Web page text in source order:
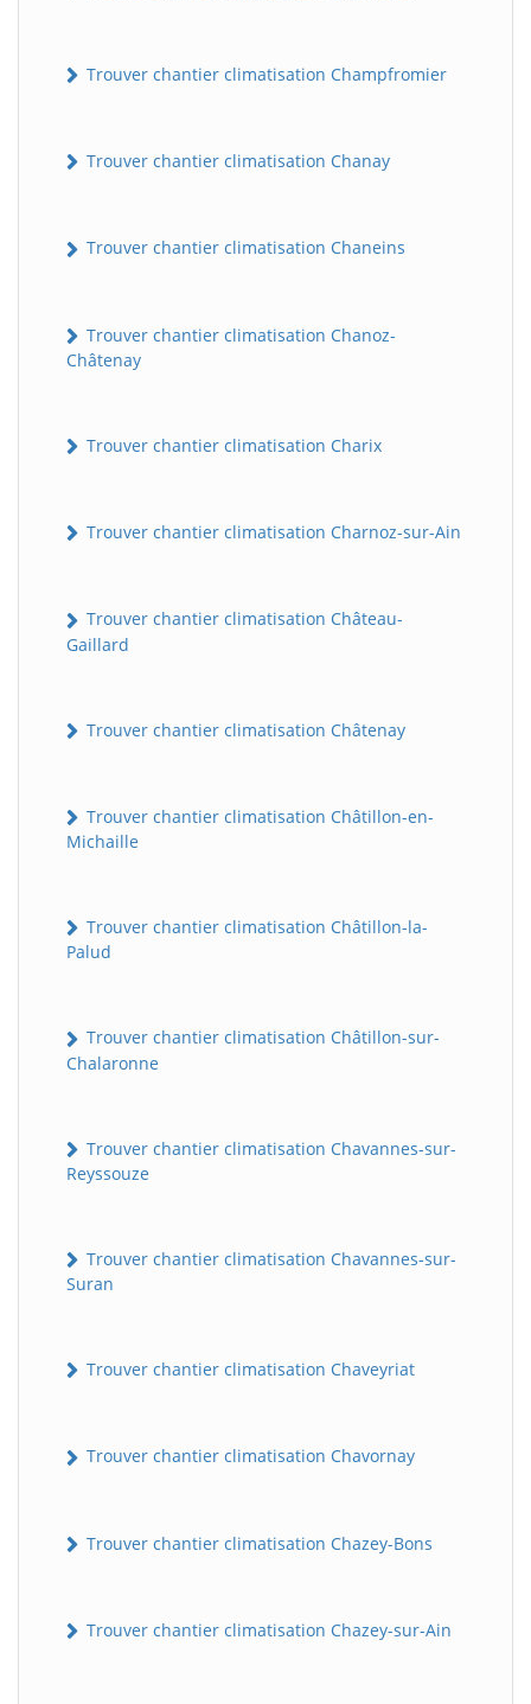
Trouver chantier climatisation Champfromier
Trouver chantier climatisation Chanay
Trouver chantier climatisation Chaneins
Trouver chantier climatisation Chanoz-
Châtenay
Trouver chantier climatisation Charix
Trouver chantier climatisation Charnoz-sur-Ain
Trouver chantier climatisation Château-
Gaillard
Trouver chantier climatisation Châtenay
Trouver chantier climatisation Châtillon-en-
Michaille
Trouver chantier climatisation Châtillon-la-
Palud
Trouver chantier climatisation Châtillon-sur-
Chalaronne
Trouver chantier climatisation Chavannes-sur-
Reyssouze
Trouver chantier climatisation Chavannes-sur-
Suran
Trouver chantier climatisation Chaveyriat
Trouver chantier climatisation Chavornay
Trouver chantier climatisation Chazey-Bons
Trouver chantier climatisation Chazey-sur-Ain